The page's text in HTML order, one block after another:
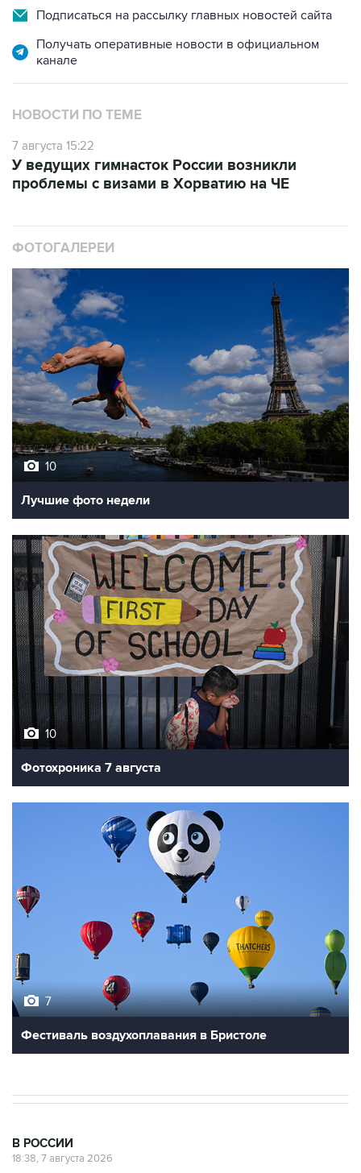
Подписаться на рассылку главных новостей сайта
Получать оперативные новости в официальном
канале
НОВОСТИ ПО ТЕМЕ
7 августа 15:22
У ведущих гимнасток России возникли
проблемы с визами в Хорватию на ЧЕ
ФОТОГАЛЕРЕИ
10
Лучшие фото недели
10
Фотохроника 7 августа
7
Фестиваль воздухоплавания в Бристоле
В РОССИИ
18:38, 7 августа 2026